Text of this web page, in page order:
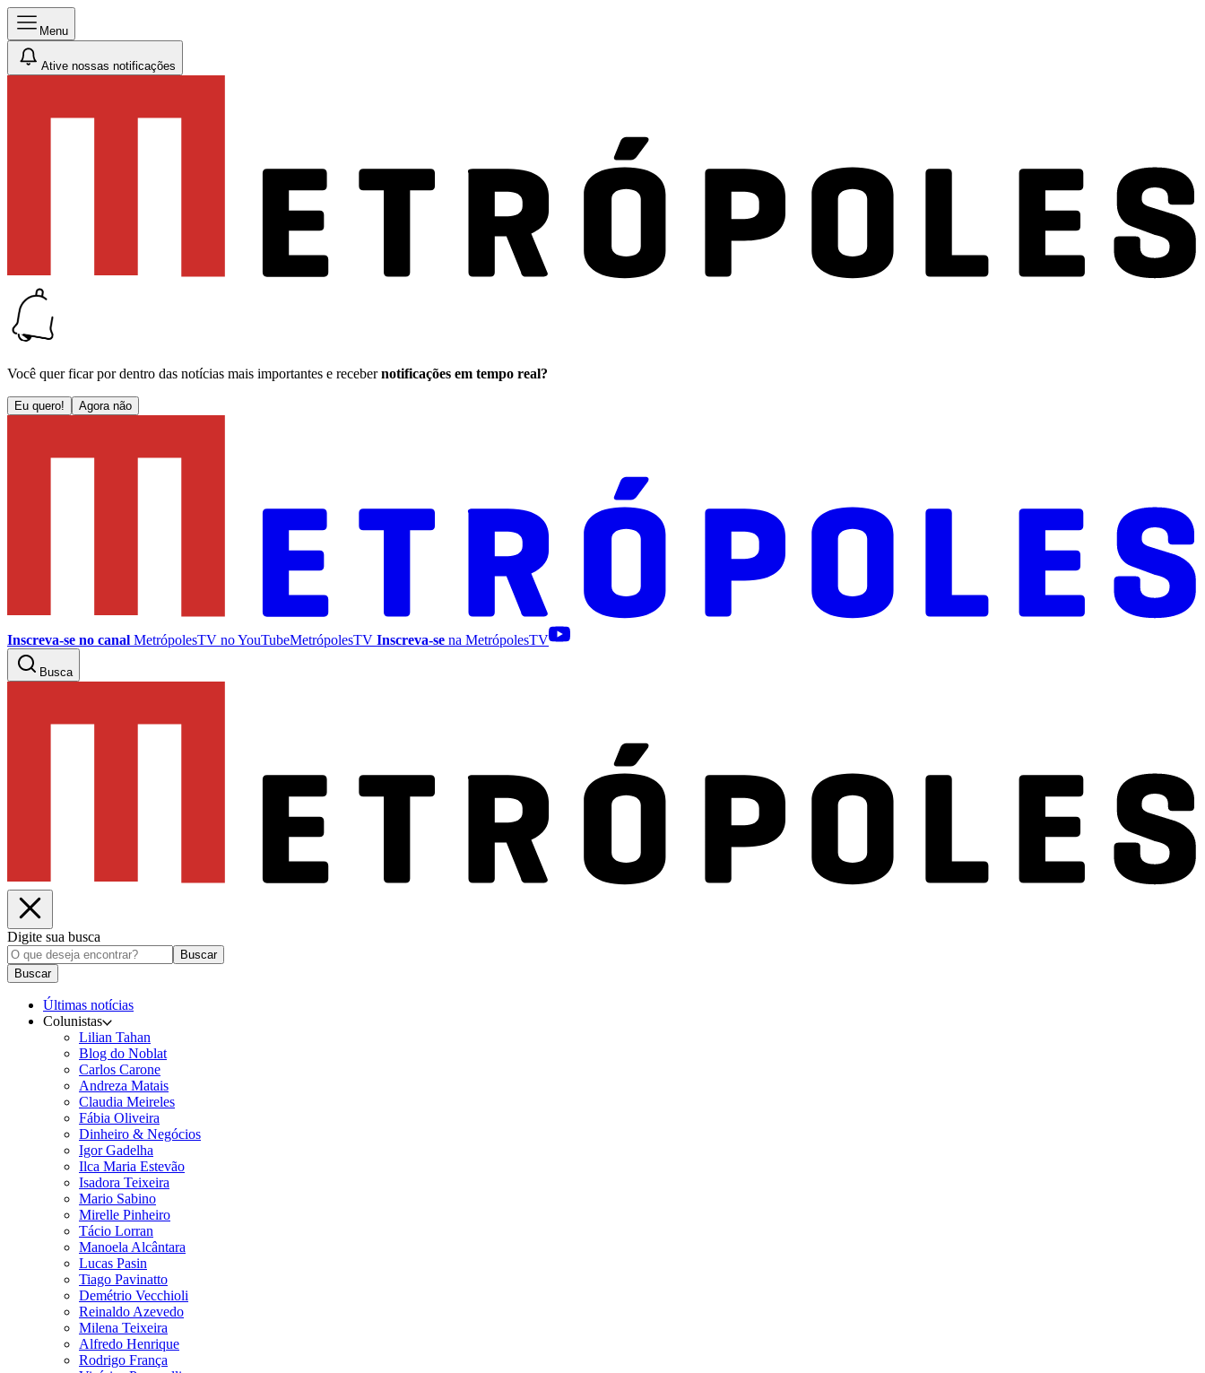
Menu
Ative nossas notificações
Você quer ficar por dentro das notícias mais importantes e receber notificações em tempo real?
Eu quero! Agora não
Inscreva-se no canal MetrópolesTV noYouTubeMetrópolesTV Inscreva-se na MetrópolesTV
Busca
Digite sua busca
Buscar
Buscar
Últimas notícias
Colunistas
Lilian Tahan
Blog do Noblat
Carlos Carone
Andreza Matais
Claudia Meireles
Fábia Oliveira
Dinheiro & Negócios
Igor Gadelha
Ilca Maria Estevão
Isadora Teixeira
Mario Sabino
Mirelle Pinheiro
Tácio Lorran
Manoela Alcântara
Lucas Pasin
Tiago Pavinatto
Demétrio Vecchioli
Reinaldo Azevedo
Milena Teixeira
Alfredo Henrique
Rodrigo França